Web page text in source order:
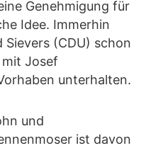
Genehmigung für
Idee. Immerhin
(CDU) schon
Josef
unterhalten.
und
ist davon